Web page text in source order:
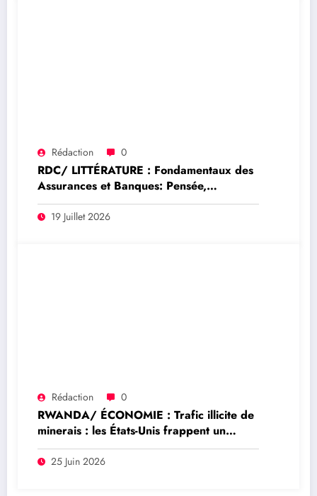
Rédaction 0
RDC/ LITTÉRATURE : Fondamentaux des
Assurances et Banques: Pensée,
décryptage et analyse stratégique du
Professeur Modeste BAHATI LUKWEBO
19 Juillet 2026
Rédaction 0
RWANDA/ ÉCONOMIE : Trafic illicite de
minerais : les États-Unis frappent un
réseau Rwandais lié à l’or de l’Est de la
RDC25 Juin 2026